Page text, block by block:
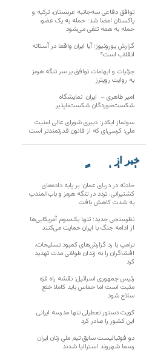
توافق دفاعی سه‌جانبه عربستان، ترکیه و
پاکستان امضا شد؛ حمله به یک عضو،
حمله به همه تلقی می‌شود
گزارش یورونیوز؛ آیا ایران واقعا در آستانه
انقلاب است؟
جزئیات و ابهامات توافق بر سر تنگه هرمز
به روایت رویترز
امیر طاهری – ایران: نمایشگاه
شکست‌خوردگان شکست‌ناپذیر
سولماز ایکدر: دبیری شورای عالی امنیت
ملی؛ کرسی‌ای که از قانون قدرتمندتر است
خبر از
تارنماهای دیگر
حادثه در دریای عمان؛ بر پایه داده‌های
کشتیرانی، تردد در تنگه هرمز و باب‌المندب
به شدت کاهش یافت
نظرسنجی جدید: تنها یک‌سوم آمریکایی‌ها
از ادامه جنگ با ایران حمایت می‌کنند
ترامپ با رد گزارش‌های کمبود تسلیحات،
افشاگران را به زندان طولانی مدت تهدید
کرد
رئیس‌ جمهوری اسرائیل: نقشه راه غزه
مثبت است اما حماس باید کاملا خلع
سلاح شود
کویت دستور تعطیلی تنها مدرسه ایرانی
این کشور را صادر کرد
دو فوتبالیست سابق تیم ملی زنان ایران
رسما شهروند استرالیا شدند